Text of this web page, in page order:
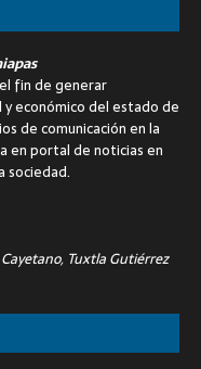
fin de generar
económico del estado de
de comunicación en la
en portal de noticias en
sociedad.
Tuxtla Gutiérrez